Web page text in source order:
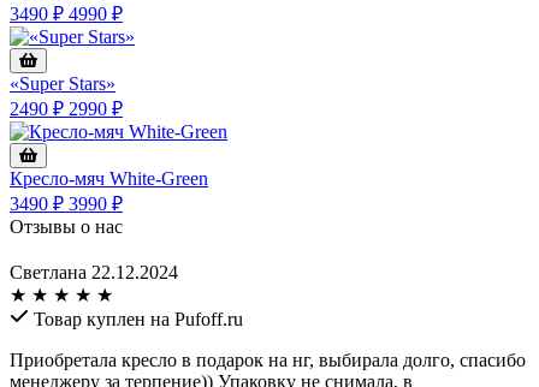
3490 ₽ 4990 ₽
«Super Stars»
2490 ₽ 2990 ₽
Кресло-мяч White-Green
3490 ₽ 3990 ₽
Отзывы о нас
Светлана 22.12.2024
★ ★ ★ ★ ★
Товар куплен на Pufoff.ru
Приобретала кресло в подарок на нг, выбирала долго, спасибо
менеджеру за терпение)) Упаковку не снимала, в